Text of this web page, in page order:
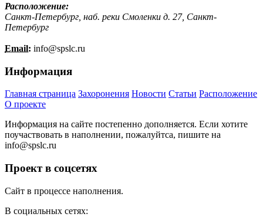
Расположение:
Санкт-Петербург, наб. реки Смоленки д. 27, Санкт-
Петербург
Email: info@spslc.ru
Информация
Главная страница Захоронения Новости Статьи Расположение
О проекте
Информация на сайте постепенно дополняется. Если хотите
поучаствовать в наполнении, пожалуйтса, пишите на
info@spslc.ru
Проект в соцсетях
Сайт в процессе наполнения.
В социальных сетях: